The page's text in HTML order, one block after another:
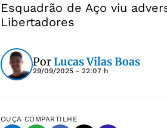
Esquadrão de Aço viu
Libertadores
PorLucas Vilas Boas
29/09/2025 - 22:07 h
OUÇA COMPARTILHE